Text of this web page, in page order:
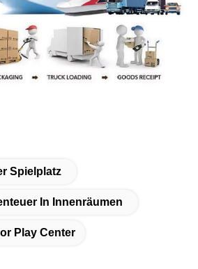
Spielplatz
In Innenräumen
Play Center